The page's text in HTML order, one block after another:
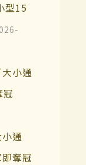
型15
小通
通
奪冠